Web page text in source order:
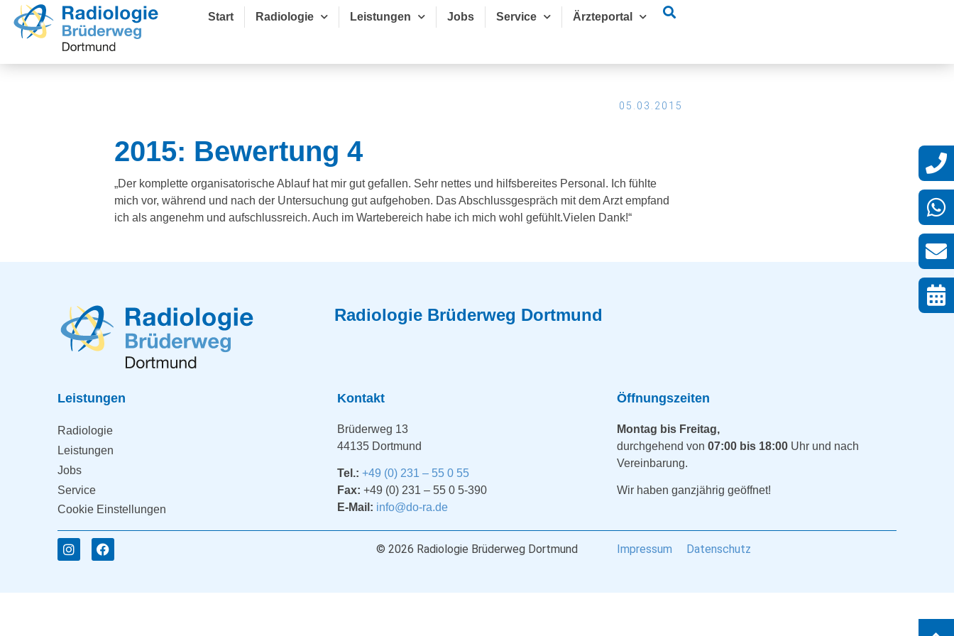
Start Radiologie Leistungen Jobs Service Ärzteportal
05.03.2015
2015: Bewertung 4
„Der komplette organisatorische Ablauf hat mir gut gefallen. Sehr nettes und hilfsbereites Personal. Ich fühlte
mich vor, während und nach der Untersuchung gut aufgehoben. Das Abschlussgespräch mit dem Arzt empfand
ich als angenehm und aufschlussreich. Auch im Wartebereich habe ich mich wohl gefühlt.Vielen Dank!“
Radiologie Brüderweg Dortmund
Leistungen
Radiologie
Leistungen
Jobs
Service
Cookie Einstellungen
Kontakt
Brüderweg 13
44135 Dortmund
Tel.: +49 (0) 231 – 55 0 55
Fax: +49 (0) 231 – 55 0 5-390
E-Mail: info@do-ra.de
Öffnungszeiten
Montag bis Freitag,
durchgehend von07:00 bis 18:00 Uhr und nach
Vereinbarung.
Wir haben ganzjährig geöffnet!
© 2026 Radiologie Brüderweg Dortmund Impressum Datenschutz